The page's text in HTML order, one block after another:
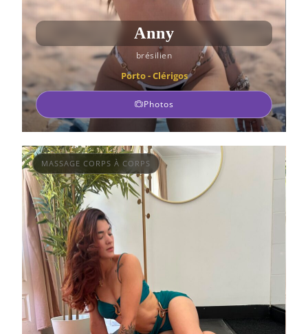
Anny
brésilien
Porto - Clérigos
Photos
MASSAGE CORPS À CORPS